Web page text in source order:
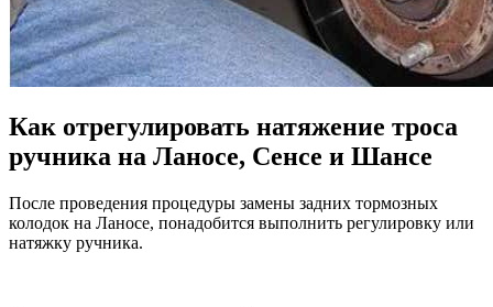
Как отрегулировать натяжение троса
ручника на Ланосе, Сенсе и Шансе
После проведения процедуры замены задних тормозных
колодок на Ланосе, понадобится выполнить регулировку или
натяжку ручника.